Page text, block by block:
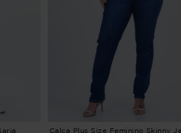
Calça Plus Size Feminino Skinny